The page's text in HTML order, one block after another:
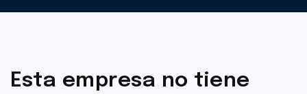
Esta empresa no tiene